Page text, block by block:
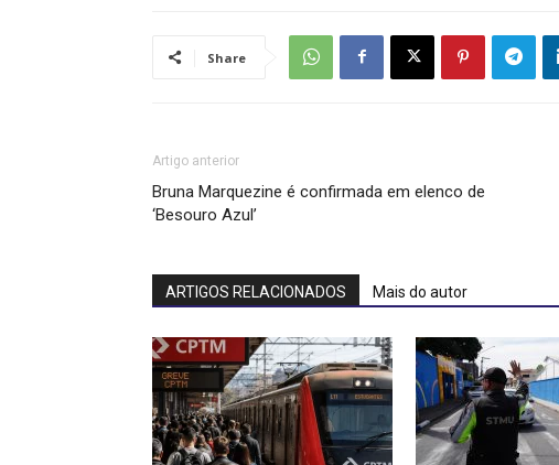
Share
Artigo anterior
Bruna Marquezine é confirmada em elenco de
‘Besouro Azul’
ARTIGOS RELACIONADOS Mais do autor